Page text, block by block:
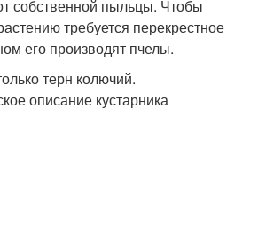
собственной пыльцы. Чтобы
требуется перекрестное
его производят пчелы.